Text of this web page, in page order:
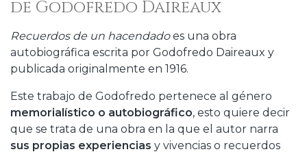
de Godofredo Daireaux
Recuerdos de un hacendadoes una obra
autobiográfica escrita por Godofredo Daireaux y
publicada originalmente en 1916.
Este trabajo de Godofredo pertenece al género
memorialístico o autobiográfico, esto quiere decir
que se trata de una obra en la que el autor narra
sus propias experiencias y vivencias o recuerdos